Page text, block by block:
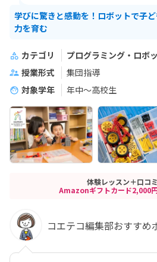
学びに驚きと感動を！ロボットで子
力を育む
カテゴリ
プログラミング・ロボ
授業形式
集団指導
対象学年
年中～高校生
体験レッスン＋口コ
Amazonギフトカード2,000
コエテコ編集部おすすめ